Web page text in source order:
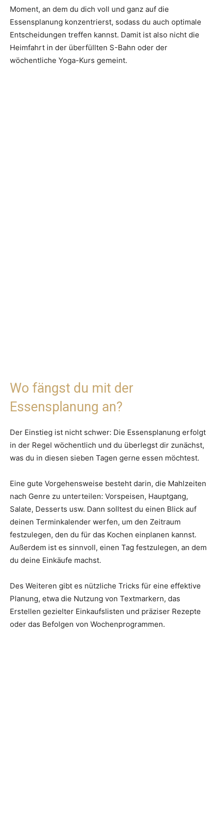
Moment, an dem du dich voll und ganz auf die
Essensplanung konzentrierst, sodass du auch optimale
Entscheidungen treffen kannst. Damit ist also nicht die
Heimfahrt in der überfüllten S-Bahn oder der
wöchentliche Yoga-Kurs gemeint.
Wo fängst du mit der
Essensplanung an?
Der Einstieg ist nicht schwer: Die Essensplanung erfolgt
in der Regel wöchentlich und du überlegst dir zunächst,
was du in diesen sieben Tagen gerne essen möchtest.
Eine gute Vorgehensweise besteht darin, die Mahlzeiten
nach Genre zu unterteilen: Vorspeisen, Hauptgang,
Salate, Desserts usw. Dann solltest du einen Blick auf
deinen Terminkalender werfen, um den Zeitraum
festzulegen, den du für das Kochen einplanen kannst.
Außerdem ist es sinnvoll, einen Tag festzulegen, an dem
du deine Einkäufe machst.
Des Weiteren gibt es nützliche Tricks für eine effektive
Planung, etwa die Nutzung von Textmarkern, das
Erstellen gezielter Einkaufslisten und präziser Rezepte
oder das Befolgen von Wochenprogrammen.